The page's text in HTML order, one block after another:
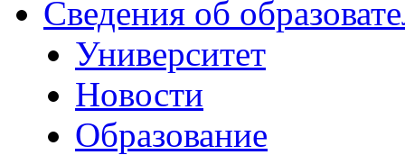
Сведения об
Университет
Новости
Образование